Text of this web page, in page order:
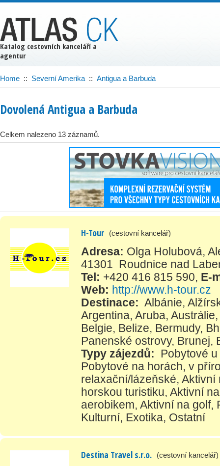
Home :: Severní Amerika :: Antigua a Barbuda
Dovolená Antigua a Barbuda
Celkem nalezeno 13 záznamů.
H-Tour (cestovní kancelář)
Adresa: Olga Holubová,
41301 Roudnice nad
Tel: +420 416 815 590, E-
Web: http://www.h-tour.cz
Destinace: Albánie,
Argentina, Aruba, Austrálie
Belgie, Belize, Bermudy,
Panenské ostrovy, Brunej,
Typy zájezdů:
Pobytové
Pobytové na horách, v
relaxační/lázeňské, Aktivní
horskou turistiku, Aktivní
aerobikem, Aktivní na golf,
Kulturní, Exotika, Ostatní
Destina Travel s.r.o. (cestovní kancelář)
Katalog cestovních kanceláří a
agentur